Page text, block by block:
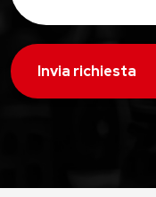
Invia richiesta